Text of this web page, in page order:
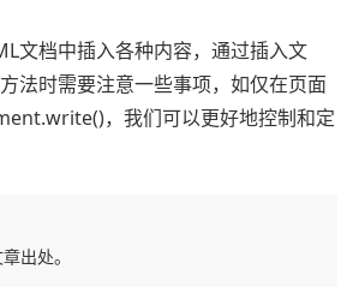
文档中插入各种内容，通过插入文
法时需要注意一些事项，如仅在页面
，我们可以更好地控制和定
出处。